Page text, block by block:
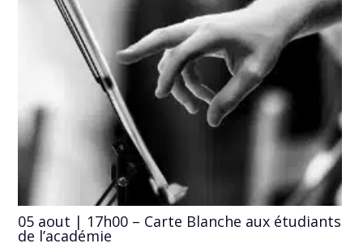
05 aout | 17h00 – Carte Blanche aux étudiants
de l’académie